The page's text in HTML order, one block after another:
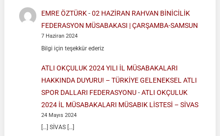
EMRE ÖZTÜRK-02 HAZİRAN RAHVAN BİNİCİLİK
FEDERASYON MÜSABAKASI | ÇARŞAMBA-SAMSUN
7 Haziran 2024
Bilgi için teşekkür ederiz
ATLI OKÇULUK 2024 YILI İL MÜSABAKALARI
HAKKINDA DUYURU! – TÜRKİYE GELENEKSEL ATLI
SPOR DALLARI FEDERASYONU-ATLI OKÇULUK
2024 İL MÜSABAKALARI MÜSABIK LİSTESİ – SİVAS
24 Mayıs 2024
[…] SİVAS […]